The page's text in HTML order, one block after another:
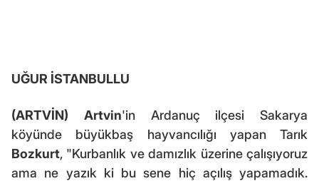
UĞUR İSTANBULLU
(ARTVİN) Artvin'in Ardanuç ilçesi Sakarya
köyünde büyükbaş hayvancılığı yapan Tarık
Bozkurt, "Kurbanlık ve damızlık üzerine çalışıyoruz
ama ne yazık ki bu sene hiç açılış yapamadık.